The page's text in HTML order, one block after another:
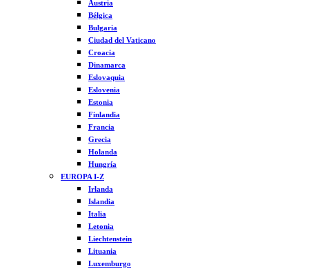
Austria
Bélgica
Bulgaria
Ciudad del Vaticano
Croacia
Dinamarca
Eslovaquia
Eslovenia
Estonia
Finlandia
Francia
Grecia
Holanda
Hungría
EUROPA I-Z
Irlanda
Islandia
Italia
Letonia
Liechtenstein
Lituania
Luxemburgo